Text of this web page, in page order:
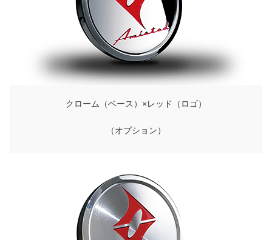
クローム（ベース）×レッド（ロゴ）
（オプション）